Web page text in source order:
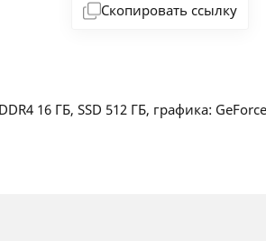
Скопировать ссылку
16 ГБ, SSD 512 ГБ, графика: